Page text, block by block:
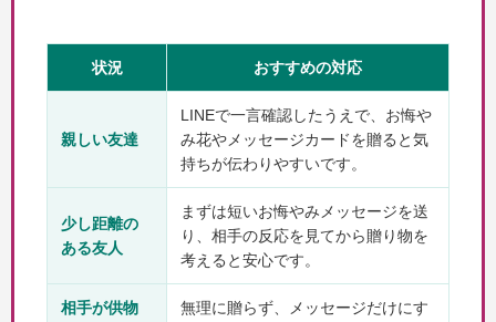
状況 おすすめの対応
親しい友達
LINEで一言確認したうえで、お悔や
み花やメッセージカードを贈ると気
持ちが伝わりやすいです。
少し距離の
ある友人
まずは短いお悔やみメッセージを送
り、相手の反応を見てから贈り物を
考えると安心です。
相手が供物
無理に贈らず、メッセージだけにす